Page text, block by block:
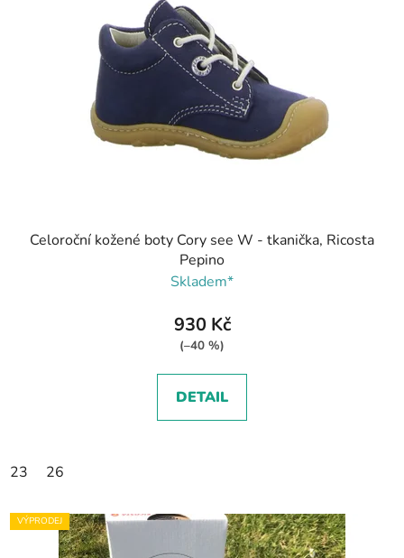
Celoroční kožené boty Cory see W - tkanička, Ricosta
Pepino
Skladem*
930 Kč
(–40 %)
DETAIL
23 26
VÝPRODEJ